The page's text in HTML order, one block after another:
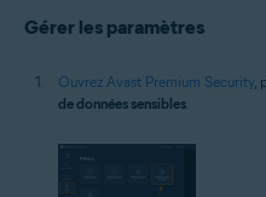
Gérer les paramètres
Ouvrez Avast Premium Security,
de données sensibles.